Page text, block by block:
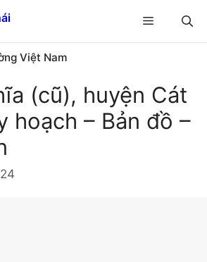
Menu
Việt Nam
(cũ), huyện Cát
hoạch – Bản đồ –